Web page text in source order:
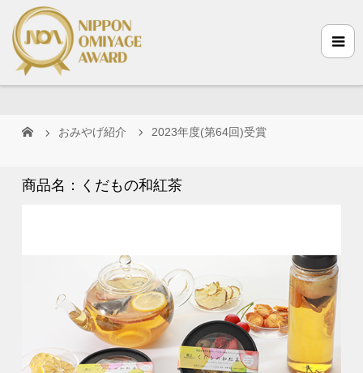
おみやげ紹介 2023年度(第64回)受賞
商品名：くだもの和紅茶